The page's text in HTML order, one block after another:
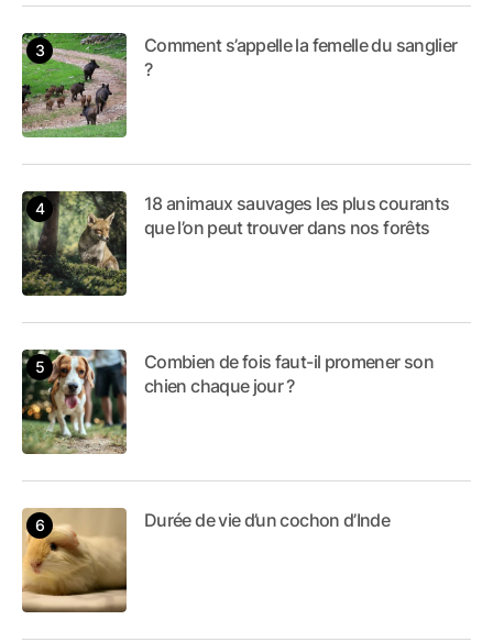
Comment s’appelle la femelle du sanglier
?
18 animaux sauvages les plus courants
que l’on peut trouver dans nos forêts
Combien de fois faut-il promener son
chien chaque jour ?
Durée de vie d’un cochon d’Inde